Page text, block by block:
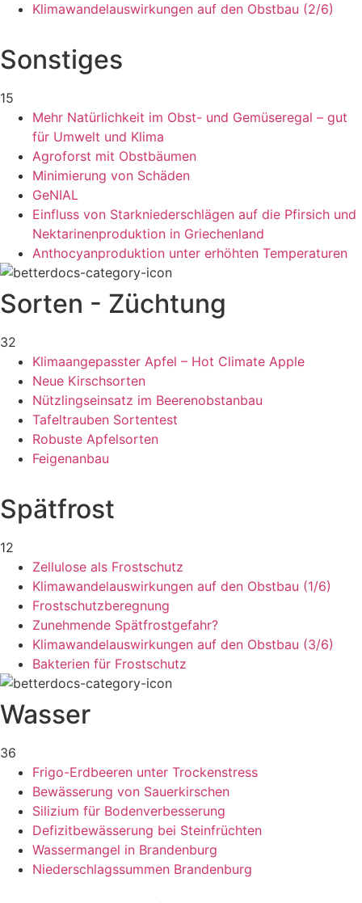
Klimawandelauswirkungen auf den Obstbau (2/6)
Sonstiges
15
Mehr Natürlichkeit im Obst- und Gemüseregal – gut
für Umwelt und Klima
Agroforst mit Obstbäumen
Minimierung von Schäden
GeNIAL
Einfluss von Starkniederschlägen auf die Pfirsich und
Nektarinenproduktion in Griechenland
Anthocyanproduktion unter erhöhten Temperaturen
Sorten - Züchtung
32
Klimaangepasster Apfel – Hot Climate Apple
Neue Kirschsorten
Nützlingseinsatz im Beerenobstanbau
Tafeltrauben Sortentest
Robuste Apfelsorten
Feigenanbau
Spätfrost
12
Zellulose als Frostschutz
Klimawandelauswirkungen auf den Obstbau (1/6)
Frostschutzberegnung
Zunehmende Spätfrostgefahr?
Klimawandelauswirkungen auf den Obstbau (3/6)
Bakterien für Frostschutz
Wasser
36
Frigo-Erdbeeren unter Trockenstress
Bewässerung von Sauerkirschen
Silizium für Bodenverbesserung
Defizitbewässerung bei Steinfrüchten
Wassermangel in Brandenburg
Niederschlagssummen Brandenburg